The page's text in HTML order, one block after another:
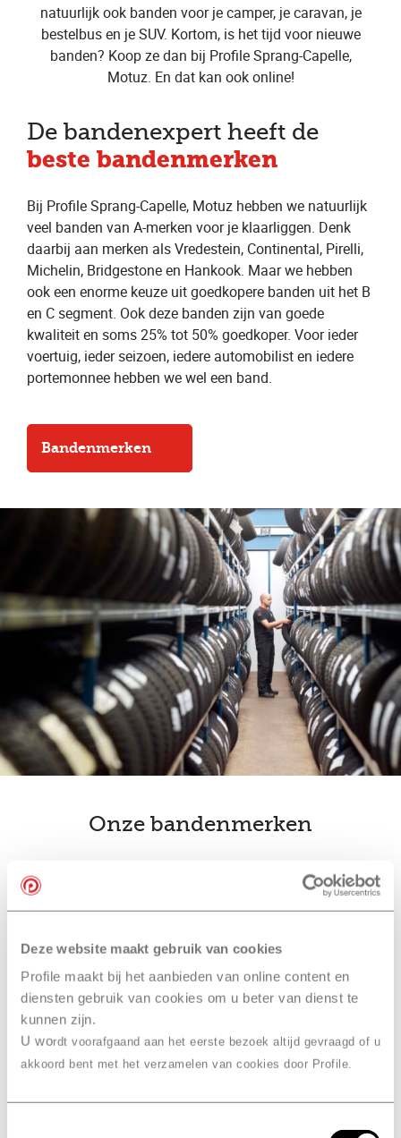
Deze website maakt gebruik van cookies
Profile maakt bij het aanbieden van online content en
diensten gebruik van cookies om u beter van dienst te
kunnen zijn.
U wordt voorafgaand aan het eerste bezoek altijd gevraagd of u
akkoord bent met het verzamelen van cookies door Profile.
natuurlijk ook banden voor je camper, je caravan, je
bestelbus en je SUV. Kortom, is het tijd voor nieuwe
banden? Koop ze dan bij Profile Sprang-Capelle,
Motuz. En dat kan ook online!
De bandenexpert heeft de
beste bandenmerken
Bij Profile Sprang-Capelle, Motuz hebben we natuurlijk
veel banden van A-merken voor je klaarliggen. Denk
daarbij aan merken als Vredestein, Continental, Pirelli,
Michelin, Bridgestone en Hankook. Maar we hebben
ook een enorme keuze uit goedkopere banden uit het B
en C segment. Ook deze banden zijn van goede
kwaliteit en soms 25% tot 50% goedkoper. Voor ieder
voertuig, ieder seizoen, iedere automobilist en iedere
portemonnee hebben we wel een band.
Bandenmerken
Onze bandenmerken
bandenwissel
combinerenmet een
onderhoudsbeurt bij Profile
Sprang-Capelle, Motuz
Combineer je bandenwissel met een onderhoudsbeurt
ofAPK. Je hoeft dan maar één afspraak te maken in
plaats van drie. En dan hoef je maar één keer naar
Profile Sprang-Capelle, Motuz te komen. Daarna is je